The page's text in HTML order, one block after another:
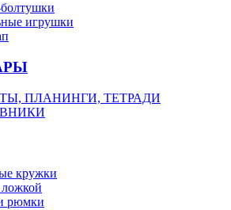
игрушки
ПЛАНИНГИ, ТЕТРАДИ
кружки
рюмки